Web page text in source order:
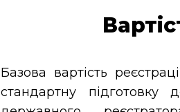
Базова вартість
стандартну підготовку